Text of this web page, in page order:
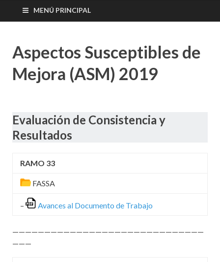
MENÚ PRINCIPAL
Aspectos Susceptibles de
Mejora (ASM) 2019
Evaluación de Consistencia y
Resultados
RAMO 33
FASSA
– Avances al Documento de Trabajo
——————————————————————————————
———